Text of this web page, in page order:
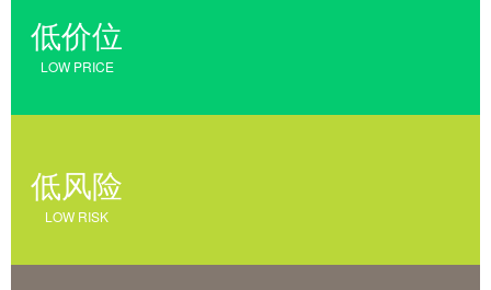
低价位
LOW PRICE
低风险
LOW RISK